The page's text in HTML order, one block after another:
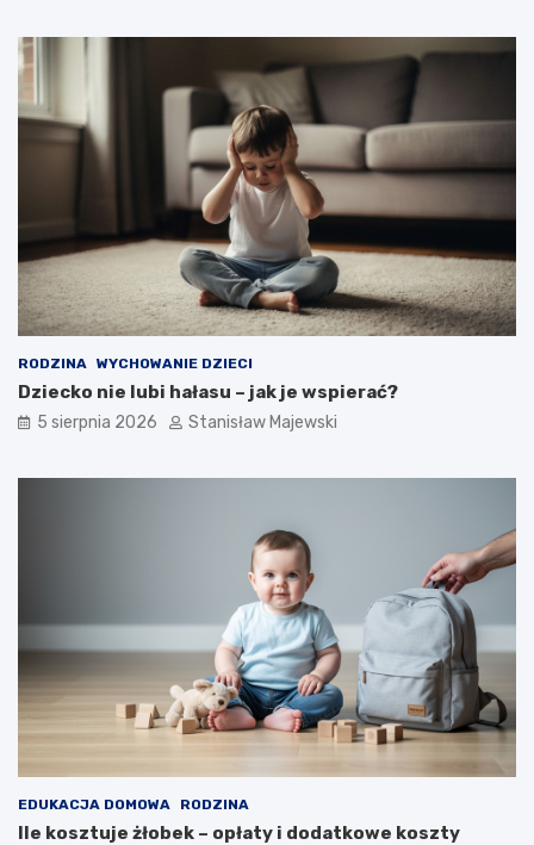
RODZINA WYCHOWANIE DZIECI
Dziecko nie lubi hałasu – jak je wspierać?
5 sierpnia 2026 Stanisław Majewski
EDUKACJA DOMOWA RODZINA
Ile kosztuje żłobek – opłaty i dodatkowe koszty